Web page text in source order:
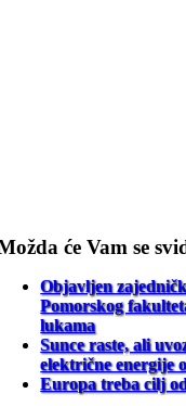
će Vam se
Objavljen
Pomorskog
lukama
Sunce raste, ali
električne energije
Europa treba cilj